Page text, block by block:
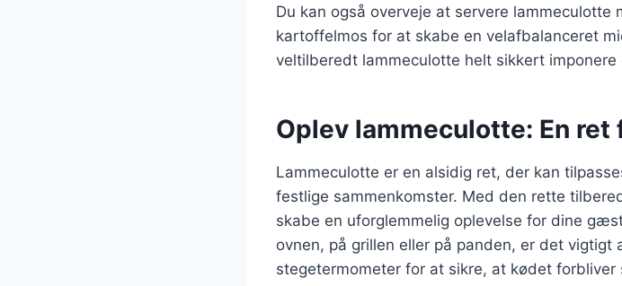
Du kan også overveje at servere
kartoffelmos for at skabe en velafbalanceret
veltilberedt lammeculotte helt sikkert
Oplev lammeculotte: En
Lammeculotte er en alsidig ret, der kan
festlige sammenkomster. Med den rette
skabe en uforglemmelig oplevelse for dine
ovnen, på grillen eller på panden, er det
stegetermometer for at sikre, at kødet forbliver